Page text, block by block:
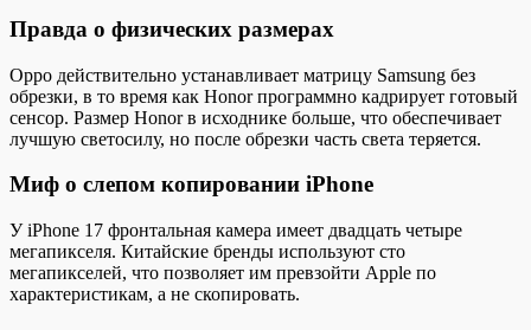
Правда о физических размерах
Oppo действительно устанавливает матрицу Samsung без
обрезки, в то время как Honor программно кадрирует готовый
сенсор. Размер Honor в исходнике больше, что обеспечивает
лучшую светосилу, но после обрезки часть света теряется.
Миф о слепом копировании iPhone
У iPhone 17 фронтальная камера имеет двадцать четыре
мегапикселя. Китайские бренды используют сто
мегапикселей, что позволяет им превзойти Apple по
характеристикам, а не скопировать.